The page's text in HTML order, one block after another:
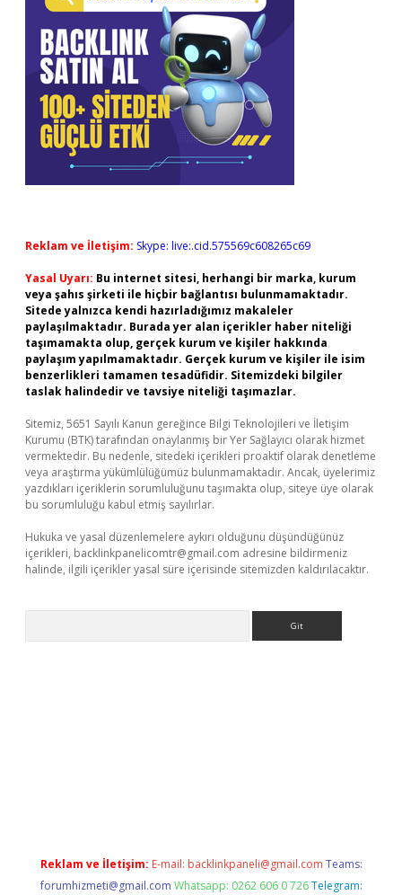
Reklam ve İletişim: Skype: live:.cid.575569c608265c69
Yasal Uyarı: Bu internet sitesi, herhangi bir marka, kurum
veya şahıs şirketi ile hiçbir bağlantısı bulunmamaktadır.
Sitede yalnızca kendi hazırladığımız makaleler
paylaşılmaktadır. Burada yer alan içerikler haber niteliği
taşımamakta olup, gerçek kurum ve kişiler hakkında
paylaşım yapılmamaktadır. Gerçek kurum ve kişiler ile isim
benzerlikleri tamamen tesadüfidir. Sitemizdeki bilgiler
taslak halindedir ve tavsiye niteliği taşımazlar.
Sitemiz, 5651 Sayılı Kanun gereğince Bilgi Teknolojileri ve İletişim
Kurumu (BTK) tarafından onaylanmış bir Yer Sağlayıcı olarak hizmet
vermektedir. Bu nedenle, sitedeki içerikleri proaktif olarak denetleme
veya araştırma yükümlülüğümüz bulunmamaktadır. Ancak, üyelerimiz
yazdıkları içeriklerin sorumluluğunu taşımakta olup, siteye üye olarak
bu sorumluluğu kabul etmiş sayılırlar.
Hukuka ve yasal düzenlemelere aykırı olduğunu düşündüğünüz
içerikleri, backlinkpanelicomtr@gmail.com adresine bildirmeniz
halinde, ilgili içerikler yasal süre içerisinde sitemizden kaldırılacaktır.
Reklam ve İletişim: E-mail: backlinkpaneli@gmail.com Teams:
forumhizmeti@gmail.com Whatsapp: 0262 606 0 726 Telegram: